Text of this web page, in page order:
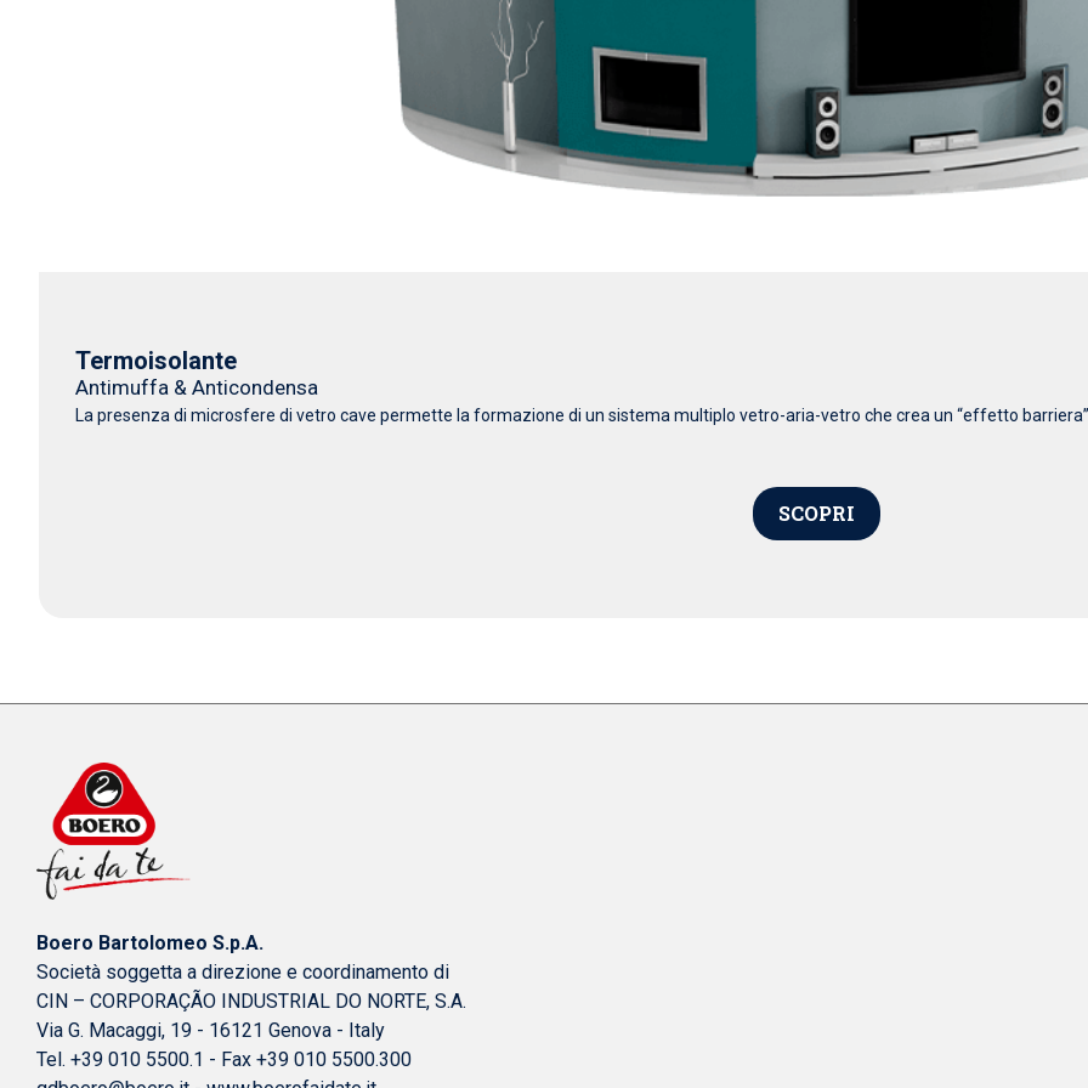
Termoisolante
Antimuffa & Anticondensa
La presenza di microsfere di vetro cave permette la formazione di un sistema multiplo vetro-aria-vetro che crea un “effetto barriera”
SCOPRI
Boero Bartolomeo S.p.A.
Società soggetta a direzione e coordinamento di
CIN – CORPORAÇÃO INDUSTRIAL DO NORTE, S.A.
Via G. Macaggi, 19 - 16121 Genova - Italy
Tel. +39 010 5500.1 - Fax +39 010 5500.300